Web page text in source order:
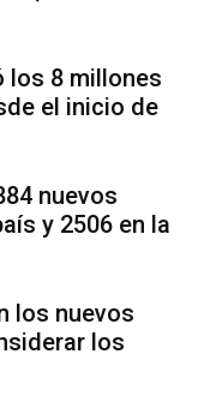
los 8 millones
el inicio de
nuevos
y 2506 en la
los nuevos
los